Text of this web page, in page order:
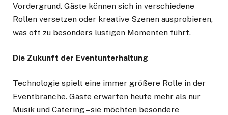
Vordergrund. Gäste können sich in verschiedene
Rollen versetzen oder kreative Szenen ausprobieren,
was oft zu besonders lustigen Momenten führt.
Die Zukunft der Eventunterhaltung
Technologie spielt eine immer größere Rolle in der
Eventbranche. Gäste erwarten heute mehr als nur
Musik und Catering – sie möchten besondere